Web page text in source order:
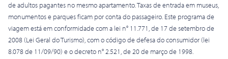
de adultos pagantes no mesmo apartamento. Taxas de entrada em museus,
monumentos e parques ficam por conta do passageiro. Este programa de
viagem está em conformidade com a lei n° 11.771, de 17 de setembro de
2008 (Lei Geral do Turismo), com o código de defesa do consumidor (lei
8.078 de 11/09/90) e o decreto n° 2.521, de 20 de março de 1998.